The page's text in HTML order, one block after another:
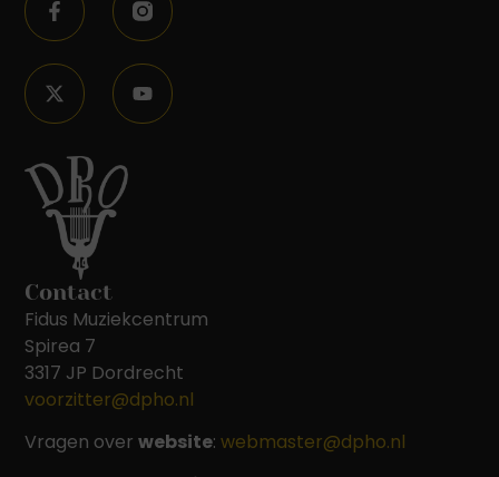
Contact
Fidus Muziekcentrum
Spirea 7
3317 JP Dordrecht
voorzitter@dpho.nl
Vragen overwebsite:webmaster@dpho.nl